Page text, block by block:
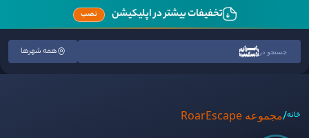
تخفیفات بیشتر در اپلیکیشن نصب
جستجو در همه شهرها
خانه/مجموعه RoarEscape